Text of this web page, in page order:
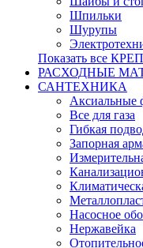
Шпильки
Шурупы
Показать все
РАСХОДНЫЕ
САНТЕХНИКА
Аксиальные
Все для газа
Гибкая
Запорная
Насосное
Нержавейка